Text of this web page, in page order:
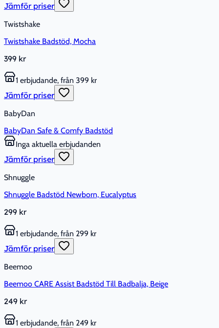
Jämför priser
Twistshake
Twistshake Badstöd, Mocha
399 kr
1 erbjudande, från 399 kr
Jämför priser
BabyDan
BabyDan Safe & Comfy Badstöd
Inga aktuella erbjudanden
Jämför priser
Shnuggle
Shnuggle Badstöd Newborn, Eucalyptus
299 kr
1 erbjudande, från 299 kr
Jämför priser
Beemoo
Beemoo CARE Assist Badstöd Till Badbalja, Beige
249 kr
1 erbjudande, från 249 kr